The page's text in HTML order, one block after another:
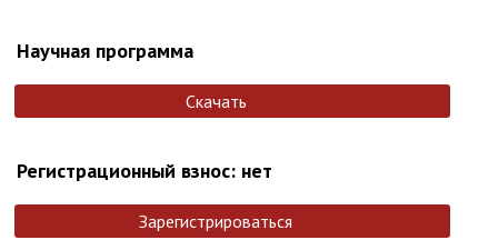
Научная программа
Скачать
Регистрационный взнос: нет
Зарегистрироваться